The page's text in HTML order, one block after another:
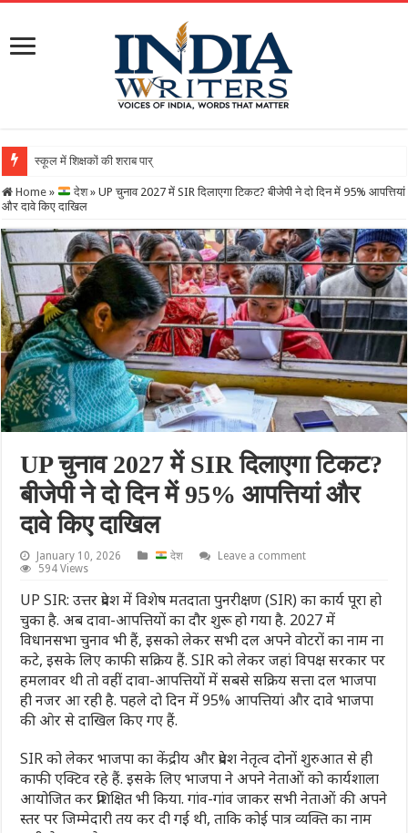
स्कूल में शिक्षकों की शराब पार्टी का वीडियो वायरल, DEO ने थमाया
Home » देश » UP चुनाव 2027 में SIR दिलाएगा टिकट? बीजेपी ने दो दिन में 95% आपत्तियां
और दावे किए दाखिल
UP चुनाव 2027 में SIR दिलाएगा टिकट?
बीजेपी ने दो दिन में 95% आपत्तियां और
दावे किए दाखिल
January 10, 2026 देश
Leave a comment
594 Views
UP SIR: उत्तर प्रदेश में विशेष मतदाता पुनरीक्षण (SIR) का कार्य पूरा हो
चुका है. अब दावा-आपत्तियों का दौर शुरू हो गया है. 2027 में
विधानसभा चुनाव भी हैं, इसको लेकर सभी दल अपने वोटरों का नाम ना
कटे, इसके लिए काफी सक्रिय हैं. SIR को लेकर जहां विपक्ष सरकार पर
हमलावर थी तो वहीं दावा-आपत्तियों में सबसे सक्रिय सत्ता दल भाजपा
ही नजर आ रही है. पहले दो दिन में 95% आपत्तियां और दावे भाजपा
की ओर से दाखिल किए गए हैं.
SIR को लेकर भाजपा का केंद्रीय और प्रदेश नेतृत्व दोनों शुरुआत से ही
काफी एक्टिव रहे हैं. इसके लिए भाजपा ने अपने नेताओं को कार्यशाला
आयोजित कर प्रशिक्षित भी किया. गांव-गांव जाकर सभी नेताओं की अपने
स्तर पर जिम्मेदारी तय कर दी गई थी, ताकि कोई पात्र व्यक्ति का नाम